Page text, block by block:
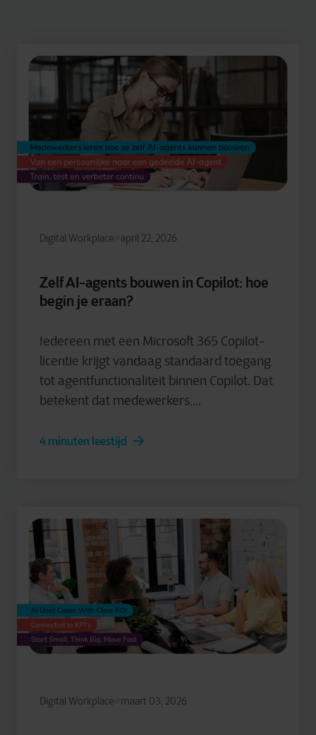
Digital Workplace april 22, 2026
Zelf AI-agents bouwen in Copilot: hoe
begin je eraan?
Iedereen met een Microsoft 365 Copilot-
licentie krijgt vandaag standaard toegang
tot agentfunctionaliteit binnen Copilot. Dat
betekent dat medewerkers,...
4 minuten leestijd
Digital Workplace maart 03, 2026